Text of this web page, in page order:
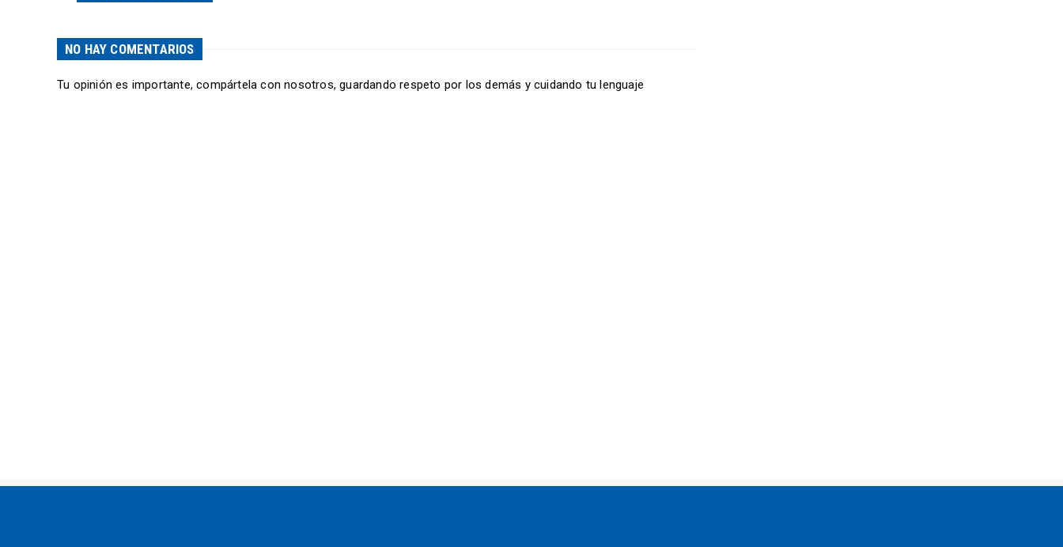
NO HAY COMENTARIOS
Tu opinión es importante, compártela con nosotros, guardando respeto por los demás y cuidando tu lenguaje